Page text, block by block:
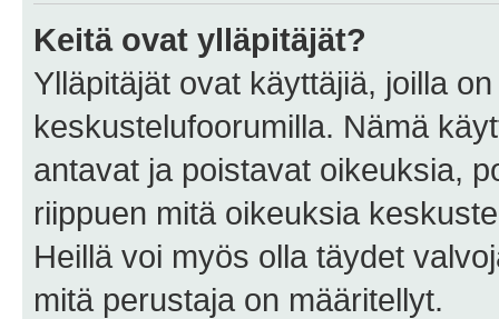
Keitä ovat ylläpitäjät?
Ylläpitäjät ovat käyttäjiä, joilla
keskustelufoorumilla. Nämä
antavat ja poistavat oikeuksia,
riippuen mitä oikeuksia
Heillä voi myös olla täydet
mitä perustaja on määritellyt.